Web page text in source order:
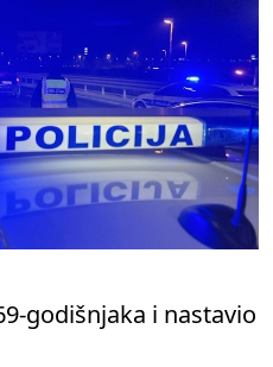
godišnjaka i nastavio